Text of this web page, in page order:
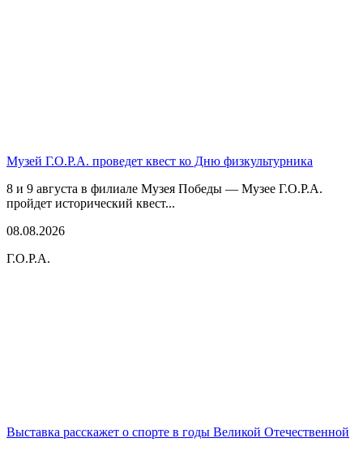
Музей Г.О.Р.А. проведет квест ко Дню физкультурника
8 и 9 августа в филиале Музея Победы — Музее Г.О.Р.А.
пройдет исторический квест...
08.08.2026
Г.О.Р.А.
Выставка расскажет о спорте в годы Великой Отечественной